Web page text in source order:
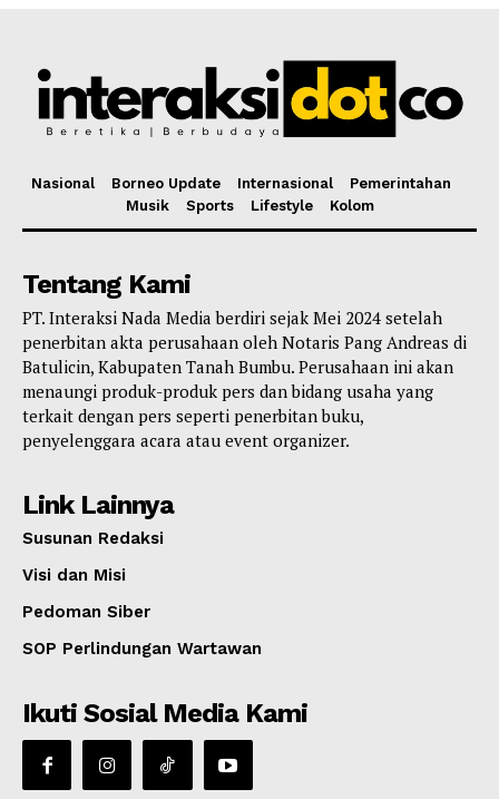
Nasional Borneo Update Internasional
Pemerintahan
Musik
Sports Lifestyle Kolom
Tentang Kami
PT. Interaksi Nada Media berdiri sejak Mei 2024 setelah
penerbitan akta perusahaan oleh Notaris Pang Andreas di
Batulicin, Kabupaten Tanah Bumbu. Perusahaan ini akan
menaungi produk-produk pers dan bidang usaha yang
terkait dengan pers seperti penerbitan buku,
penyelenggara acara atau event organizer.
Link Lainnya
Susunan Redaksi
Visi dan Misi
Pedoman Siber
SOP Perlindungan Wartawan
Ikuti Sosial Media Kami